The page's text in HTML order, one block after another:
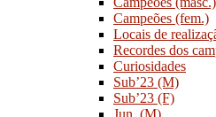
Campeões (fem.)
Locais de
Recordes dos
Curiosidades
Sub’23 (M)
Sub’23 (F)
Jun. (M)